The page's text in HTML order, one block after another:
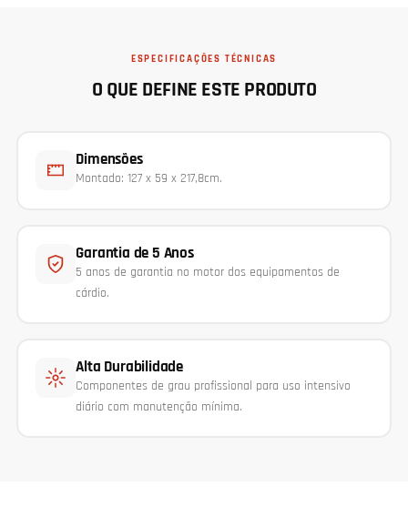
ESPECIFICAÇÕES TÉCNICAS
O QUE DEFINE ESTE PRODUTO
Dimensões
Montado: 127 x 59 x 217,8cm.
Garantia de 5 Anos
5 anos de garantia no motor dos equipamentos de
cárdio.
Alta Durabilidade
Componentes de grau profissional para uso intensivo
diário com manutenção mínima.